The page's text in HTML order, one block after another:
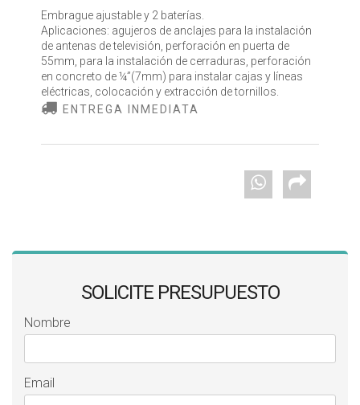
Embrague ajustable y 2 baterías.
Aplicaciones: agujeros de anclajes para la instalación
de antenas de televisión, perforación en puerta de
55mm, para la instalación de cerraduras, perforación
en concreto de ¼”(7mm) para instalar cajas y líneas
eléctricas, colocación y extracción de tornillos.
ENTREGA INMEDIATA
SOLICITE PRESUPUESTO
Nombre
Email